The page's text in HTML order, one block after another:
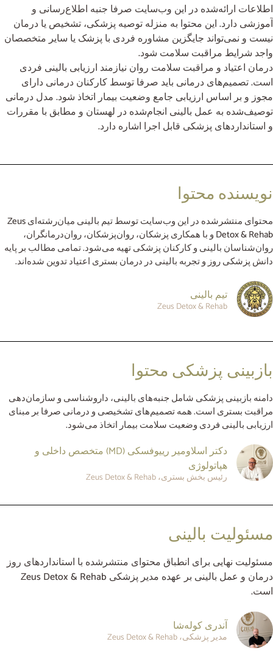
اطلاعات ارائه‌شده در این وب‌سایت صرفا جنبه اطلاع‌رسانی و
آموزشی دارد. این محتوا به منزله توصیه پزشکی، تشخیص یا درمان
نیست و نمی‌تواند جایگزین مشاوره فردی با پزشک یا سایر متخصصان
واجد شرایط مراقبت سلامت شود.
درمان اعتیاد و مراقبت سلامت روان نیازمند ارزیابی بالینی فردی
است. تصمیم‌های درمانی باید صرفا توسط کارکنان درمانی دارای
مجوز و بر اساس ارزیابی جامع وضعیت بیمار اتخاذ شود. مدل درمانی
توصیف‌شده به عمل بالینی انجام‌شده در لهستان و مطابق با مقررات
و استانداردهای پزشکی قابل اجرا اشاره دارد.
نویسنده محتوا
محتوای منتشرشده در این وب‌سایت توسط تیم بالینی میان‌رشته‌ای Zeus
Detox & Rehab و با همکاری پزشکان، روان‌پزشکان، روان‌درمانگران،
روان‌شناسان بالینی و کارکنان پزشکی تهیه می‌شود. تمامی مطالب بر پایه
دانش پزشکی روز و تجربه بالینی در درمان بستری اعتیاد تدوین شده‌اند.
تیم بالینی
Zeus Detox & Rehab
بازبینی پزشکی محتوا
دامنه بازبینی پزشکی شامل جنبه‌های بالینی، داروشناسی و سازمان‌دهی
مراقبت بستری است. همه تصمیم‌های تشخیصی و درمانی صرفا بر مبنای
ارزیابی بالینی فردی وضعیت سلامت بیمار اتخاذ می‌شود.
دکتر اسلاومیر رییوفسکی (MD) متخصص داخلی و
هپاتولوژی
رئیس بخش بستری، Zeus Detox & Rehab
مسئولیت بالینی
مسئولیت نهایی برای انطباق محتوای منتشرشده با استانداردهای روز
درمان و عمل بالینی بر عهده مدیر پزشکی Zeus Detox & Rehab
است.
آندری کوله‌شا
مدیر پزشکی، Zeus Detox & Rehab